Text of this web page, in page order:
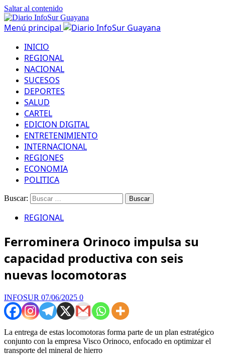
Saltar al contenido
Menú principal
INICIO
REGIONAL
NACIONAL
SUCESOS
DEPORTES
SALUD
CARTEL
EDICION DIGITAL
ENTRETENIMIENTO
INTERNACIONAL
REGIONES
ECONOMIA
POLITICA
Buscar:
REGIONAL
Ferrominera Orinoco impulsa su
capacidad productiva con seis
nuevas locomotoras
INFOSUR 07/06/2025 0
La entrega de estas locomotoras forma parte de un plan estratégico
conjunto con la empresa Visco Orinoco, enfocado en optimizar el
transporte del mineral de hierro